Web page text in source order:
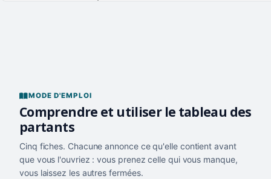
MODE D'EMPLOI
Comprendre et utiliser le tableau des
partants
Cinq fiches. Chacune annonce ce qu'elle contient avant
que vous l'ouvriez : vous prenez celle qui vous manque,
vous laissez les autres fermées.